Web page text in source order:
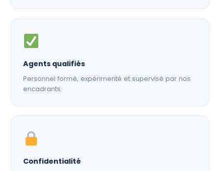
Agents qualifiés
Personnel formé, expérimenté et supervisé par nos
encadrants.
Confidentialité